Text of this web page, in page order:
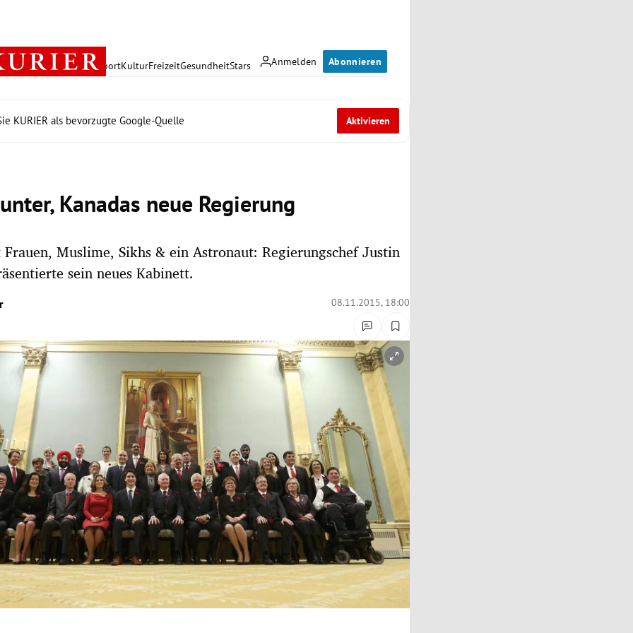
Anmelden Abonnieren
PolitikWirtschaft SportKulturFreizeitGesundheitStars
KURIER als bevorzugte Google-Quelle Aktivieren
Kanadas neue Regierung
Muslime, Sikhs & ein Astronaut: Regierungschef Justin
sein neues Kabinett.
08.11.2015, 18:00
öffnen/schließen